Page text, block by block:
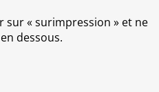
sur « surimpression » et ne
dessous.